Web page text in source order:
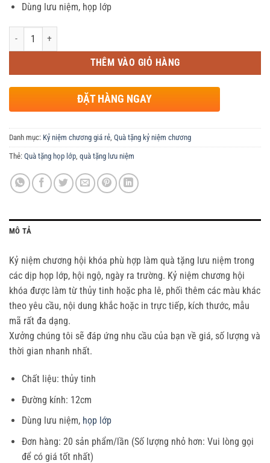
Dùng lưu niệm, họp lớp
Số lượng
THÊM VÀO GIỎ HÀNG
ĐẶT HÀNG NGAY
Danh mục: Kỷ niệm chương giá rẻ, Quà tặng kỷ niệm chương
Thẻ: Quà tặng họp lớp, quà tặng lưu niệm
MÔ TẢ
Kỷ niệm chương hội khóa phù hợp làm quà tặng lưu niệm trong
các dịp họp lớp, hội ngộ, ngày ra trường. Kỷ niệm chương hội
khóa được làm từ thủy tinh hoặc pha lê, phối thêm các màu khác
theo yêu cầu, nội dung khắc hoặc in trực tiếp, kích thước, mẫu
mã rất đa dạng.
Xưởng chúng tôi sẽ đáp ứng nhu cầu của bạn về giá, số lượng và
thời gian nhanh nhất.
Chất liệu: thủy tinh
Đường kính: 12cm
Dùng lưu niệm, họp lớp
Đơn hàng: 20 sản phẩm/lần (Số lượng nhỏ hơn: Vui lòng gọi
để có giá tốt nhất)